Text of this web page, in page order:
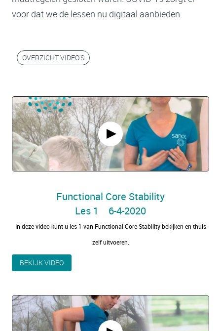
voor dat we de lessen nu digitaal aanbieden.
OVERZICHT VIDEO'S
Functional Core Stability
Les 1 6-4-2020
In deze video kunt u les 1 van Functional Core Stability bekijken en thuis
zelf uitvoeren.
BEKIJK VIDEO